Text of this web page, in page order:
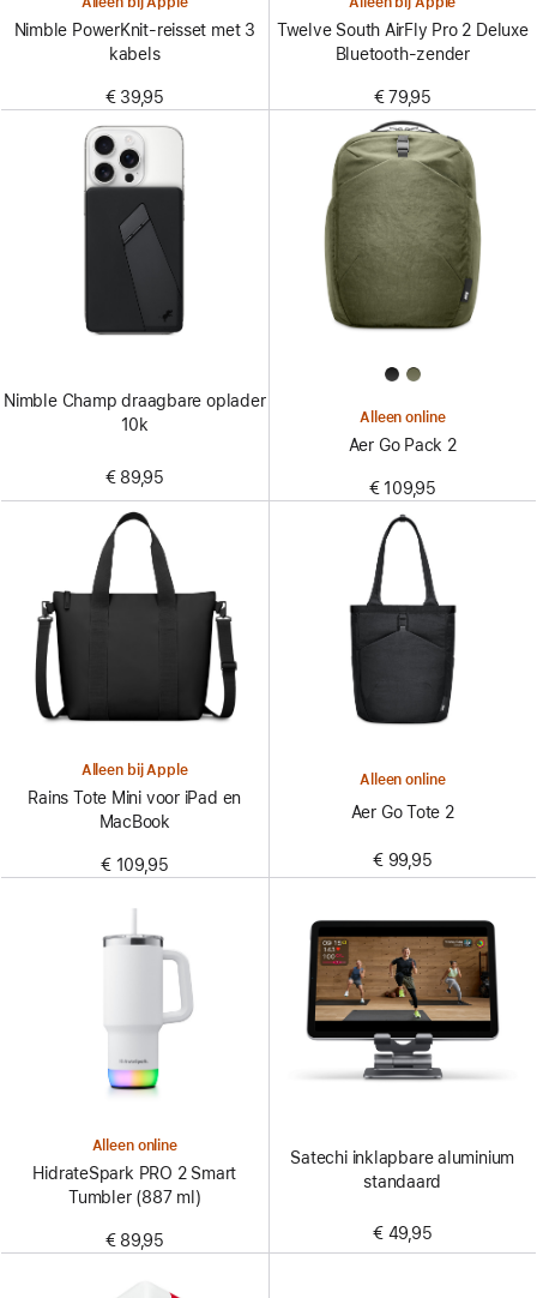
Nimble PowerKnit-reisset met 3
kabels
€ 39,95
Twelve South AirFly Pro 2 Deluxe
Bluetooth-zender
€ 79,95
Nimble Champ draagbare oplader
10k
€ 89,95
Alleen online
Aer Go Pack 2
€ 109,95
Alleen bij Apple
Rains Tote Mini voor iPad en
MacBook
€ 109,95
Alleen online
Aer Go Tote 2
€ 99,95
Alleen online
HidrateSpark PRO 2 Smart
Tumbler (887 ml)
€ 89,95
Satechi inklapbare aluminium
standaard
€ 49,95